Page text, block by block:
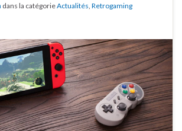
dans la catégorieActualités Retrogaming